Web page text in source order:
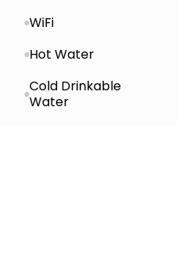
WiFi
Hot Water
Cold Drinkable
Water